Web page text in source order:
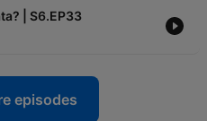
| S6.EP33
episodes